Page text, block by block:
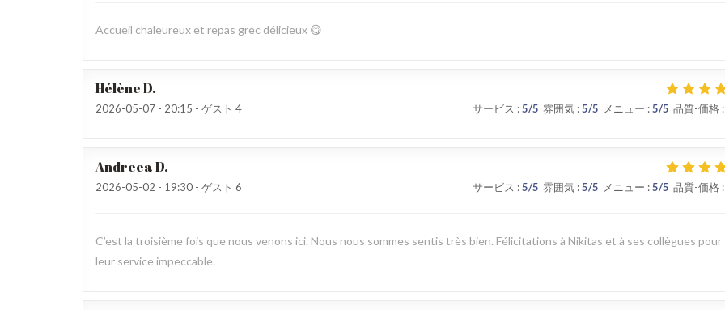
Accueil chaleureux et repas grec délicieux 😋
HélèneD
2026-05-07 - 20:15 - ゲスト 4 サービス : 5/5 雰囲気: 5/5 メニュー : 5/5 品質-価格:
AndreeaD
2026-05-02 - 19:30 - ゲスト 6 サービス : 5/5 雰囲気: 5/5 メニュー : 5/5 品質-価格:
C’est la troisième fois que nous venons ici. Nous nous sommes sentis très bien. Félicitations à Nikitas et à ses collègues pour
leur service impeccable.